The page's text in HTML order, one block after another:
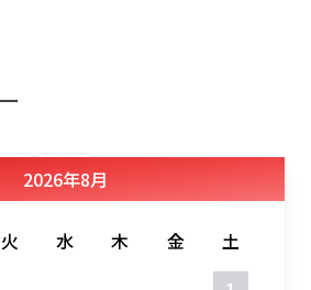
2026年8月
火 水 木 金
土